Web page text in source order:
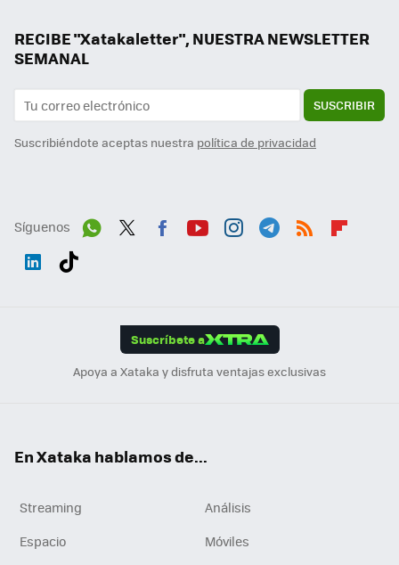
RECIBE "Xatakaletter", NUESTRA NEWSLETTER
SEMANAL
SUSCRIBIR
Suscribiéndote aceptas nuestra política de privacidad
Síguenos
Suscríbete a
Apoya a Xataka y disfruta ventajas exclusivas
En Xataka hablamos de...
Streaming
Análisis
Espacio
Móviles